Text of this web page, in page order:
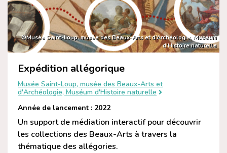
©Musée Saint-Loup, musée des Beaux-Arts et d’Archéologie, Muséum
d’Histoire naturelle
Expédition allégorique
Musée Saint-Loup, musée des Beaux-Arts et
d'Archéologie, Muséum d'Histoire naturelle
Année de lancement : 2022
Un support de médiation interactif pour découvrir
les collections des Beaux-Arts à travers la
thématique des allégories.